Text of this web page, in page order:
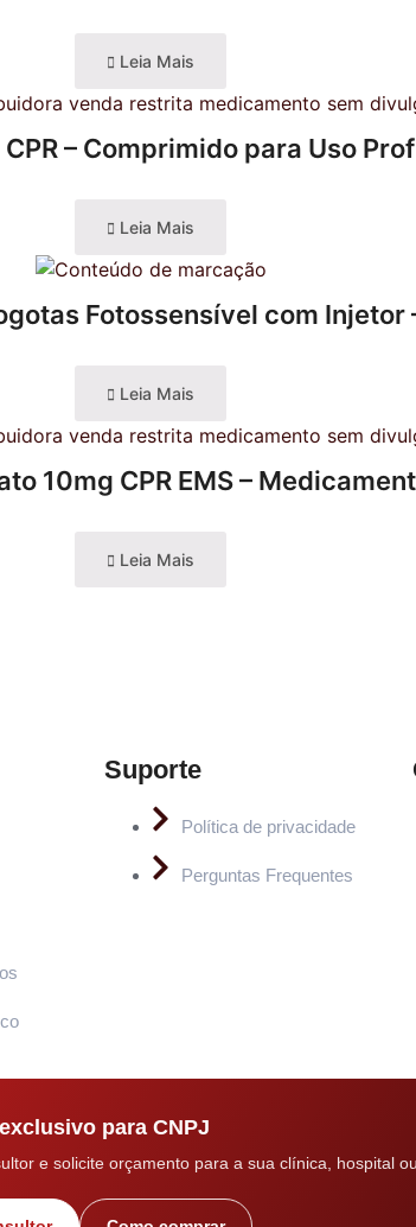
Leia Mais
– Comprimido para Uso
Leia Mais
Fotossensível com Injetor
Leia Mais
10mg CPR EMS –
Leia Mais
Suporte
Política de privacidade
Perguntas Frequentes
para CNPJ
e solicite orçamento para a sua clínica, hospital